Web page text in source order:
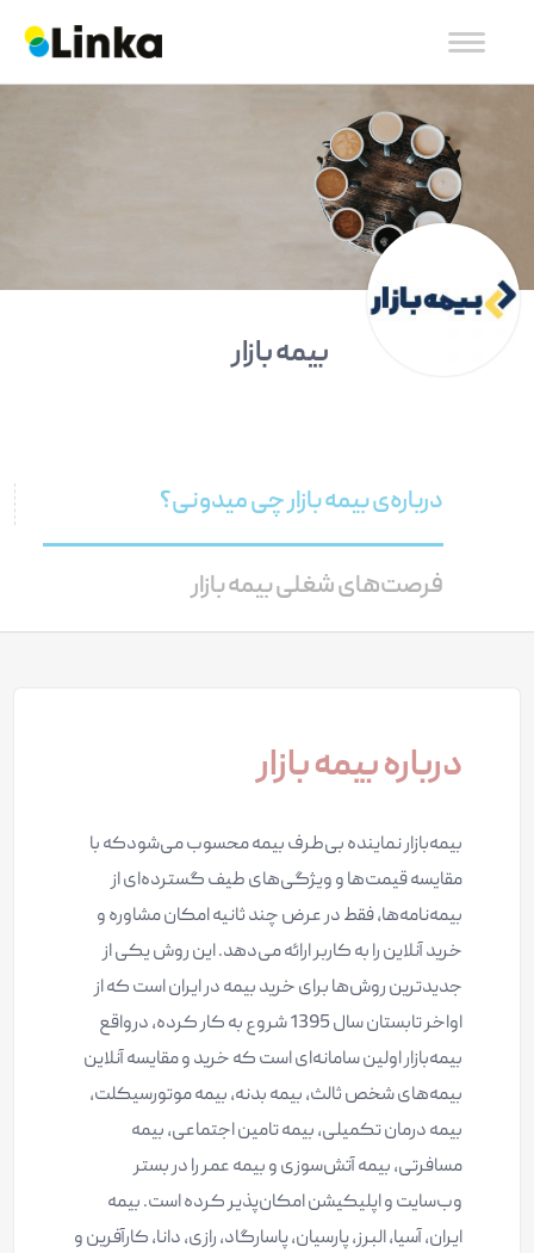
بیمه بازار
درباره‌ی بیمه بازار چی میدونی؟
فرصت‌های شغلی بیمه بازار
درباره بیمه بازار
بیمه‌بازار نماینده بی‌طرف بیمه محسوب‌ می‌شودکه با
مقایسه قیمت‌ها و ویژگی‌های طیف گسترده‌ای از
بیمه‌نامه‌ها، فقط در عرض چند ثانیه امکان مشاوره و
خرید آنلاین را به کاربر ارائه می‌دهد. این روش یکی از
جدیدترین روش‌ها برای خرید بیمه در ایران است که از
اواخر تابستان سال 1395 شروع به کار کرده، درواقع
بیمه‌بازار اولین سامانه‌ای است که خرید و مقایسه آنلاین
بیمه‌های شخص ثالث، بیمه بدنه، بیمه موتورسیکلت،
بیمه درمان تکمیلی، بیمه تامین اجتماعی، بیمه
مسافرتی، بیمه آتش‌سوزی و بیمه عمر را در بستر
وب‌سایت و اپلیکیشن امکان‌پذیر کرده است. بیمه
ایران، آسیا، البرز، پارسیان، پاسارگاد، رازی، دانا، کارآفرین و